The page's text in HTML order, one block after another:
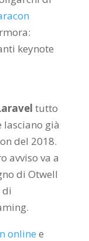
keynote
tutto
lasciano già
del 2018.
avviso va a
di Otwell
online e